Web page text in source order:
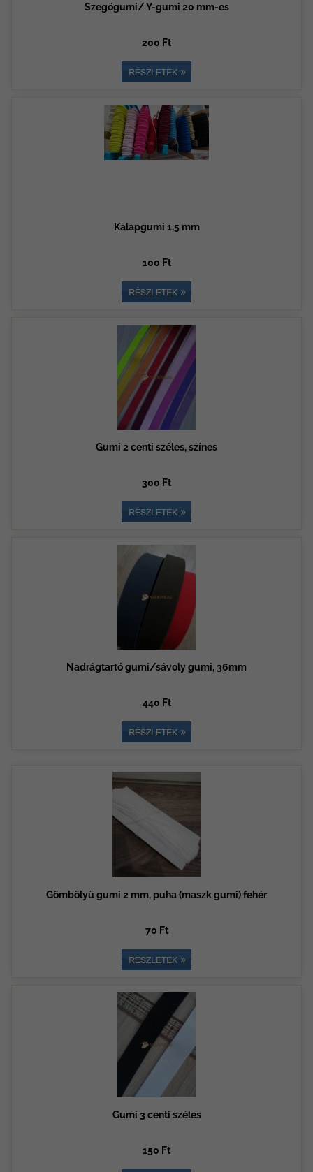
Szegőgumi/ Y-gumi 20 mm-es
200 Ft
Kalapgumi 1,5 mm
100 Ft
Gumi 2 centi széles, színes
300 Ft
Nadrágtartó gumi/sávoly gumi, 36mm
440 Ft
Gömbölyű gumi 2 mm, puha (maszk gumi) fehér
70 Ft
Gumi 3 centi széles
150 Ft